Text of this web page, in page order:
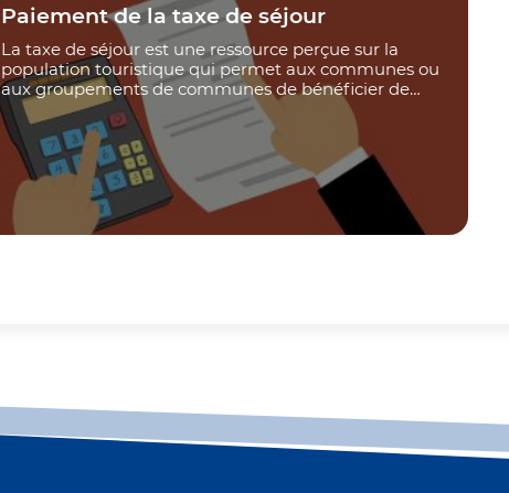
Paiement de la taxe de séjour
La taxe de séjour est une ressource perçue sur la
population touristique qui permet aux communes ou
aux groupements de communes de bénéficier de
ressources supplémentaires destinées à favoriser la...